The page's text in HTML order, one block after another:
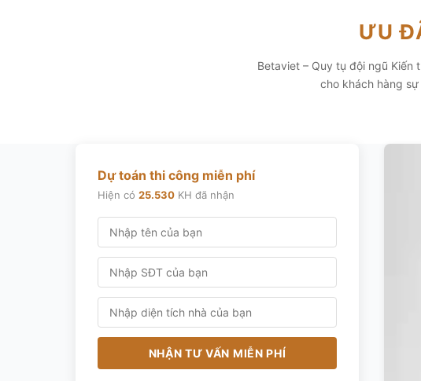
ƯU
Betaviet – Quy tụ đội ngũ
cho khách hàng
Dự toán thi công miễn phí
Hiện có 25.530 KH đã nhận
NHẬN TƯ VẤN MIỄN PHÍ